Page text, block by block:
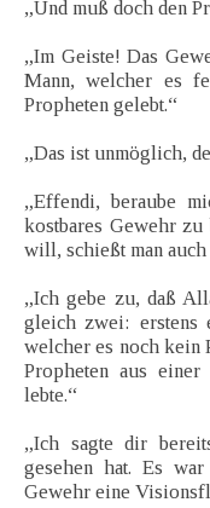
„Und muß doch den
„Im Geiste! Das
Mann, welcher es
Propheten gelebt.“
„Das ist unmöglich,
„Effendi, beraube
kostbares Gewehr
will, schießt man
„Ich gebe zu, daß
gleich zwei: erstens
welcher es noch kein
Propheten aus
lebte.“
„Ich sagte dir
gesehen hat. Es
Gewehr eine